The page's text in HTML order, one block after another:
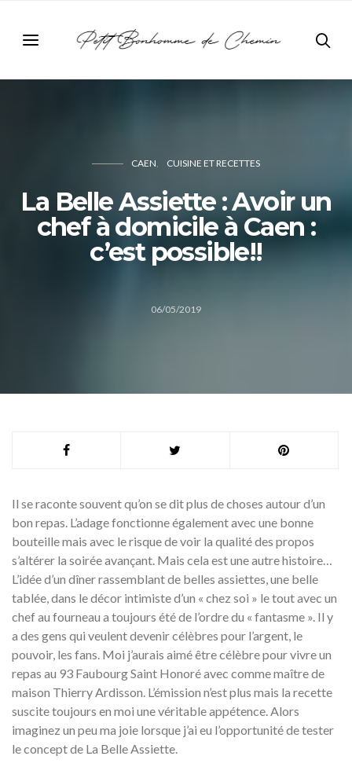
CAEN CUISINE ET RECETTES
La Belle Assiette : Avoir un
chef à domicile à Caen :
c’est possible!!
06/05/2019
Il se raconte souvent qu’on se dit plus de choses autour d’un
bon repas. L’adage fonctionne également avec une bonne
bouteille mais avec le risque de voir la qualité des propos
s’altérer la soirée avançant. Mais cela est une autre histoire…
L’idée d’un dîner rassemblant de belles assiettes, une belle
tablée, dans le décor intimiste d’un « chez soi » le tout avec un
chef au fourneau a toujours été de l’ordre du « fantasme ». Il y
a des gens qui veulent devenir célèbres pour l’argent, le
pouvoir, les fans. Moi j’aurais aimé être célèbre pour vivre un
repas au 93 Faubourg Saint Honoré avec comme maître de
maison Thierry Ardisson. L’émission n’est plus mais la recette
suscite toujours en moi une véritable appétence. Alors
imaginez un peu ma joie lorsque j’ai eu l’opportunité de tester
le concept de La Belle Assiette.